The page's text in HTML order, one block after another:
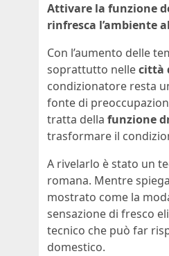
Attivare la funzione
rinfresca l’ambiente
Con l’aumento delle
soprattutto nellecittà
condizionatore resta
fonte di
tratta della funzione
trasformare il
A rivelarlo è stato un
romana. Mentre
mostrato come la
sensazione di fresco
tecnico che può far
domestico.